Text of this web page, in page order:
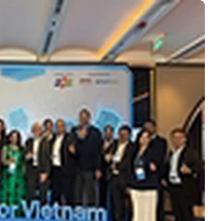
tuyên truyền sử
và hiệu quả
trung đẩy mạnh tiết kiệm
lượng tiết kiệm và hiệu
bách, góp phần đảm
kinh tế-xã hội.